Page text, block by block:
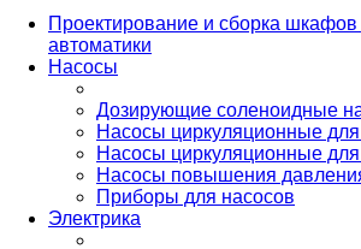
Проектирование и сборка
автоматики
Насосы
Дозирующие соленоидные
Насосы циркуляционные
Насосы циркуляционные
Насосы повышения
Приборы для насосов
Электрика